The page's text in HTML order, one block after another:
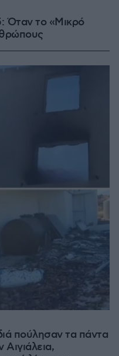
Όταν το «Μικρό
πούλησαν τα πάντα